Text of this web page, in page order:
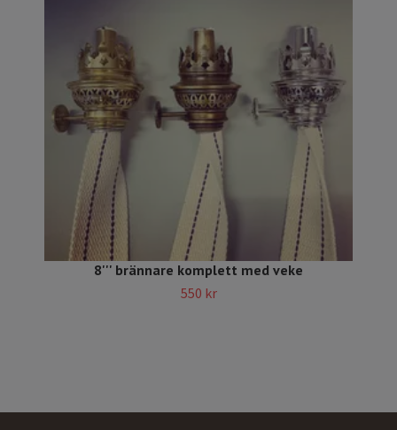
8''' brännare komplett med veke
550 kr